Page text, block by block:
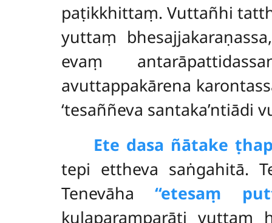
paṭikkhittaṃ. Vuttañhi
yuttaṃ
evaṃ
avuttappakārena
‘tesaññeva santaka’ntiādi
Ete dasa ñātake
tepi ettheva saṅgahitā.
Tenevāha‘‘etesaṃ
kulaparamparāti vuttaṃ